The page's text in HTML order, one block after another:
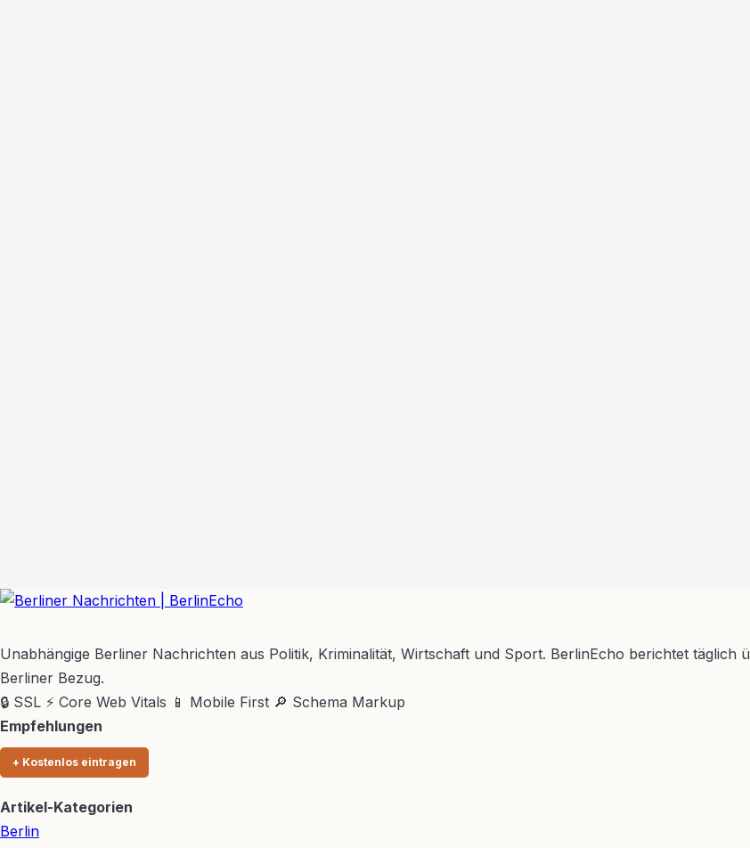
Unabhängige Berliner Nachrichten aus Politik, Kriminalität, Wirtschaft und Sport. BerlinEcho berichtet täglich
Berliner Bezug.
🔒 SSL ⚡ Core Web Vitals 📱 Mobile First 🔎 Schema Markup
Empfehlungen
+ Kostenlos eintragen
Artikel-Kategorien
Berlin